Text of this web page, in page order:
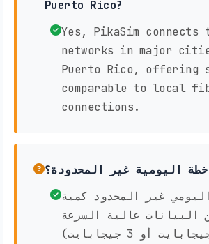
Puerto Rico?
Yes, PikaSim connects
networks in major
Puerto Rico, offering
comparable to local
connections.
اليومية غير المحدودة؟
غير المحدود كمية
البيانات عالية السرعة
(مثل 1 جيجابايت أو 3 جيجابايت)